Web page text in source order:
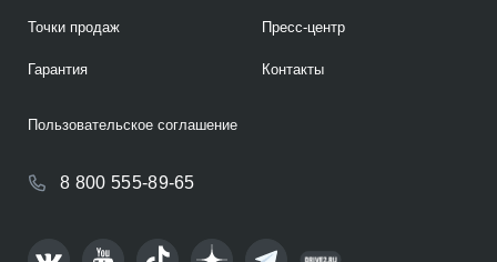
Точки продаж
Гарантия
Пресс-центр
Контакты
8 800 555-89-65
Пользовательское соглашение